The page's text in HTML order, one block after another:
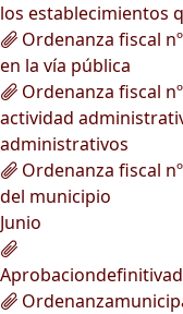
los establecimientos
Ordenanza fiscal
en la vía pública
Ordenanza fiscal
actividad
administrativos
Ordenanza fiscal
del municipio
Junio